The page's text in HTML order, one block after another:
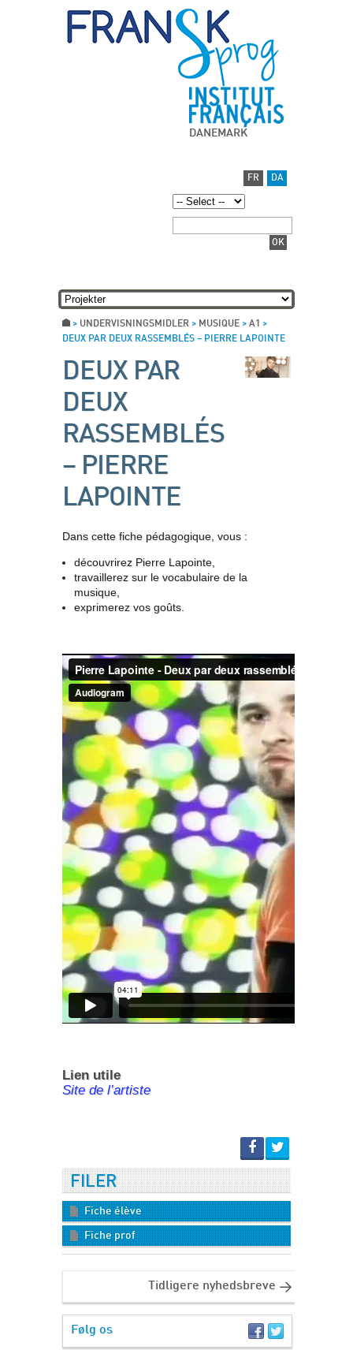
DANEMARK
FR DA
> UNDERVISNINGSMIDLER > MUSIQUE > A1 >
DEUX PAR DEUX RASSEMBLÉS – PIERRE LAPOINTE
DEUX PAR
DEUX
RASSEMBLÉS
– PIERRE
LAPOINTE
Dans cette fiche pédagogique, vous :
découvrirez Pierre Lapointe,
travaillerez sur le vocabulaire de la
musique,
exprimerez vos goûts.
Lien utile
Site de l’artiste
FILER
Fiche élève
Fiche prof
Tidligere nyhedsbreve
Følg os